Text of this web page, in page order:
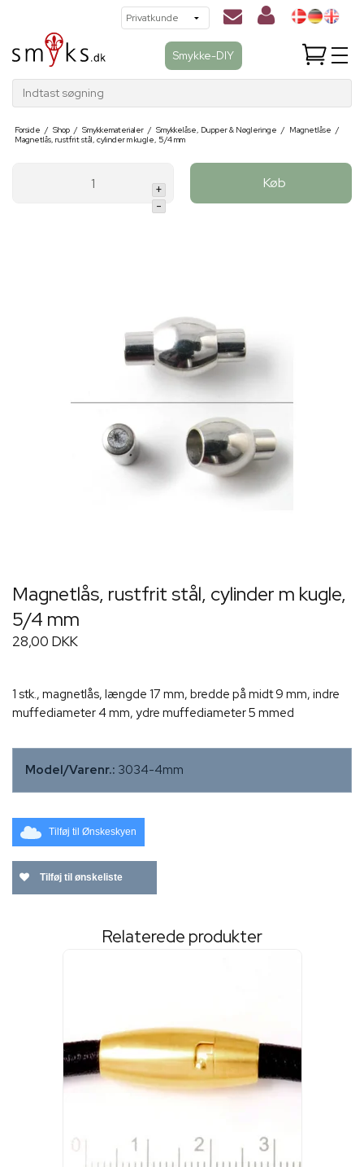
Smykke-DIY
Indtast søgning
Forside / Shop / Smykkematerialer / Smykkelåse, Dupper & Nøgleringe / Magnetlåse /
Magnetlås, rustfrit stål, cylinder m kugle, 5/4 mm
+
-
Køb
Magnetlås, rustfrit stål, cylinder m kugle,
5/4 mm
28,00 DKK
1 stk., magnetlås, længde 17 mm, bredde på midt 9 mm, indre
muffediameter 4 mm, ydre muffediameter 5 mmed
Model/Varenr.: 3034-4mm
Tilføj til Ønskeskyen
Tilføj til ønskeliste
Relaterede produkter